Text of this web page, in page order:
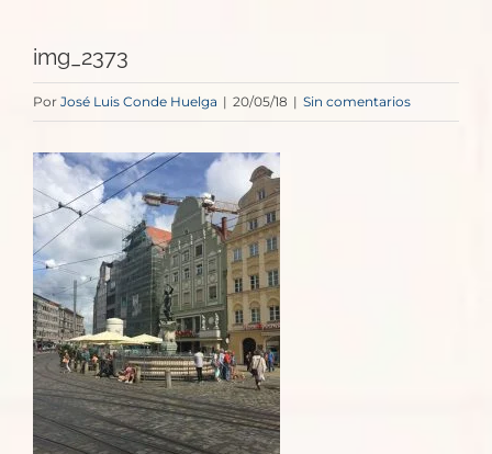
img_2373
Por José Luis Conde Huelga | 20/05/18 | Sin comentarios